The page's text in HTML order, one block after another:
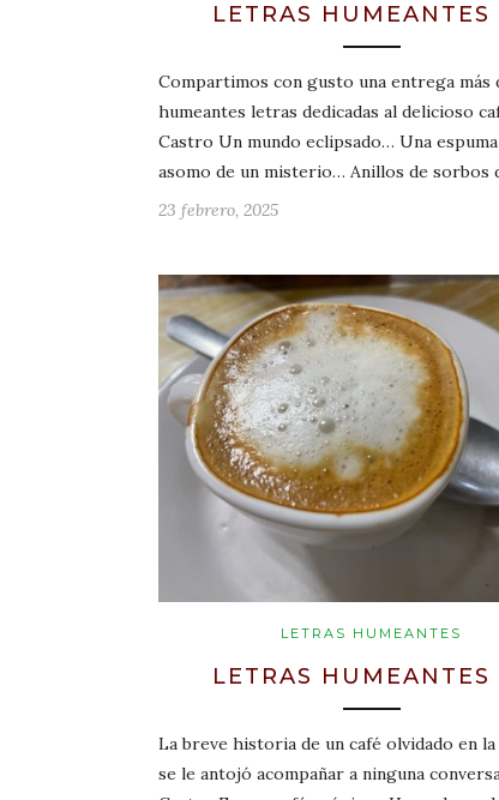
LETRAS HUMEANTES
Compartimos con gusto una entrega más
humeantes letras dedicadas al delicioso
Castro Un mundo eclipsado… Una
asomo de un misterio… Anillos de sorbos
23 febrero, 2025
LETRAS HUMEANTES
LETRAS HUMEANTES
La breve historia de un café olvidado en
se le antojó acompañar a ninguna